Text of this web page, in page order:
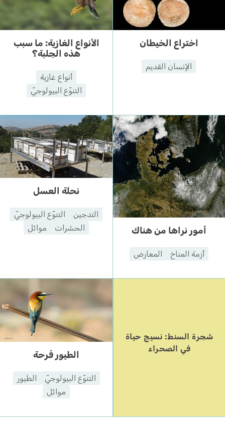
اختراع الخيطان
الإنسان القديم
الأنواع الغازية: ما سبب
هذه الجلبة؟
أنواع غازية
التنوّع البيولوجيّ
أمور نراها من هناك
أزمة المناخ المعارض
نحلة العسل
التدجين
التنوّع البيولوجيّ
الحشرات
موائل
شجرة السنط: نسيج حياة
في الصحراء
الطيور فَرحة
التنوّع البيولوجيّ
الطيور
موائل